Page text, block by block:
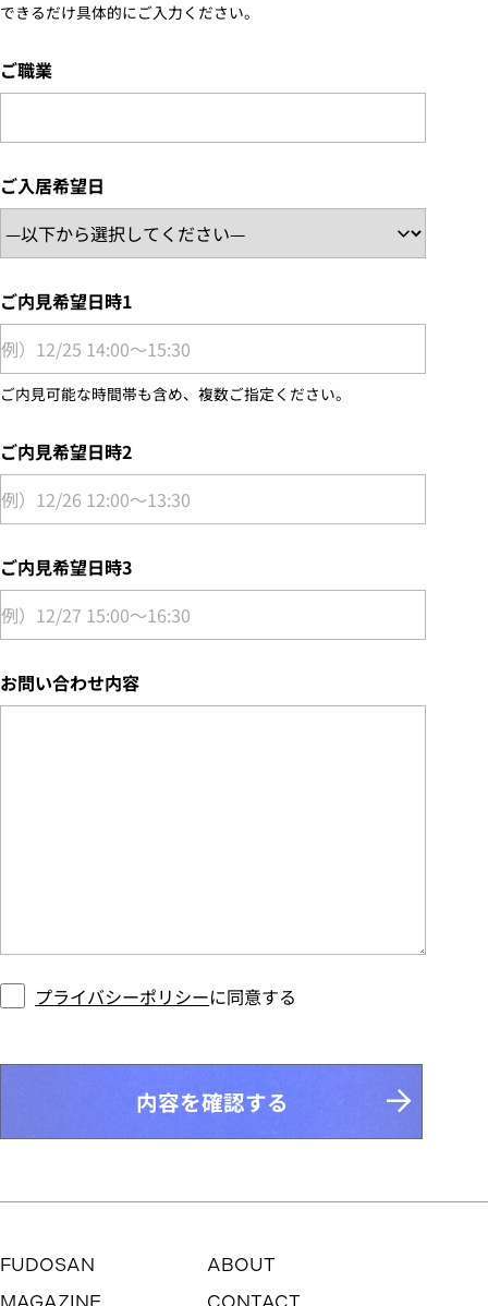
できるだけ具体的にご入力ください。
ご職業
ご入居希望日
ご内見希望日時1
ご内見可能な時間帯も含め、複数ご指定ください。
ご内見希望日時2
ご内見希望日時3
お問い合わせ内容
プライバシーポリシーに同意する
内容を確認する
FUDOSAN
ABOUT